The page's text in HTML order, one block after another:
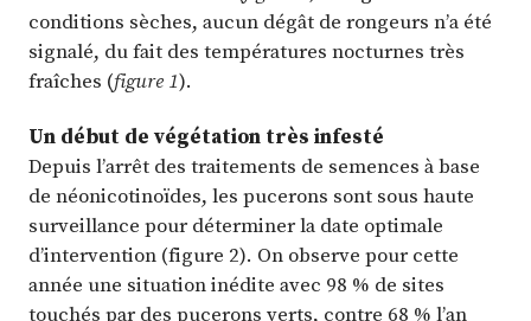
conditions sèches, aucun dégât de rongeurs n’a été
signalé, du fait des températures nocturnes très
fraîches (figure 1).
Un début de végétation très infesté
Depuis l’arrêt des traitements de semences à base
de néonicotinoïdes, les pucerons sont sous haute
surveillance pour déterminer la date optimale
d’intervention (figure 2). On observe pour cette
année une situation inédite avec 98 % de sites
touchés par des pucerons verts, contre 68 % l’an